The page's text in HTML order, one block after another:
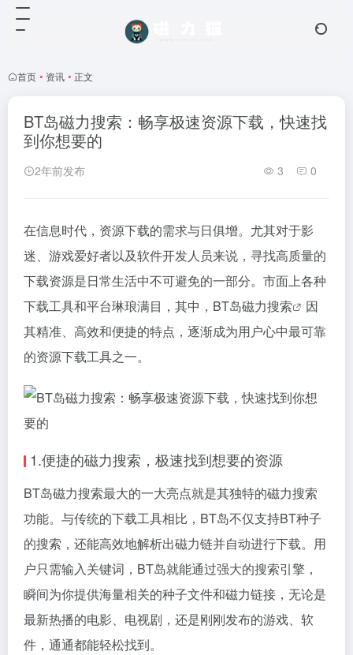
首页 • 资讯 • 正文
BT岛磁力搜索：畅享极速资源下载，快速找
到你想要的
2年前发布 3 0
在信息时代，资源下载的需求与日俱增。尤其对于影
迷、游戏爱好者以及软件开发人员来说，寻找高质量的
下载资源是日常生活中不可避免的一部分。市面上各种
下载工具和平台琳琅满目，其中，BT岛磁力搜索
因
其精准、高效和便捷的特点，逐渐成为用户心中最可靠
的资源下载工具之一。
1.便捷的磁力搜索 ，极速找到想要的资源
BT岛磁力搜索最大的一大亮点就是其独特的磁力搜索
功能。与传统的下载工具相比，BT岛不仅支持BT种子
的搜索，还能高效地解析出磁力链并自动进行下载。用
户只需输入关键词，BT岛就能通过强大的搜索引擎，
瞬间为你提供海量相关的种子文件和磁力链接 ，无论是
最新热播的电影、电视剧，还是刚刚发布的游戏、软
件，通通都能轻松找到。